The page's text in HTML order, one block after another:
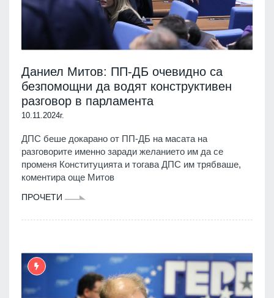
Даниел Митов: ПП-ДБ очевидно са
безпомощни да водят конструктивен
разговор в парламента
10.11.2024г.
ДПС беше докарано от ПП-ДБ на масата на
разговорите именно заради желанието им да се
променя Конституцията и тогава ДПС им трябваше,
коментира още Митов
ПРОЧЕТИ